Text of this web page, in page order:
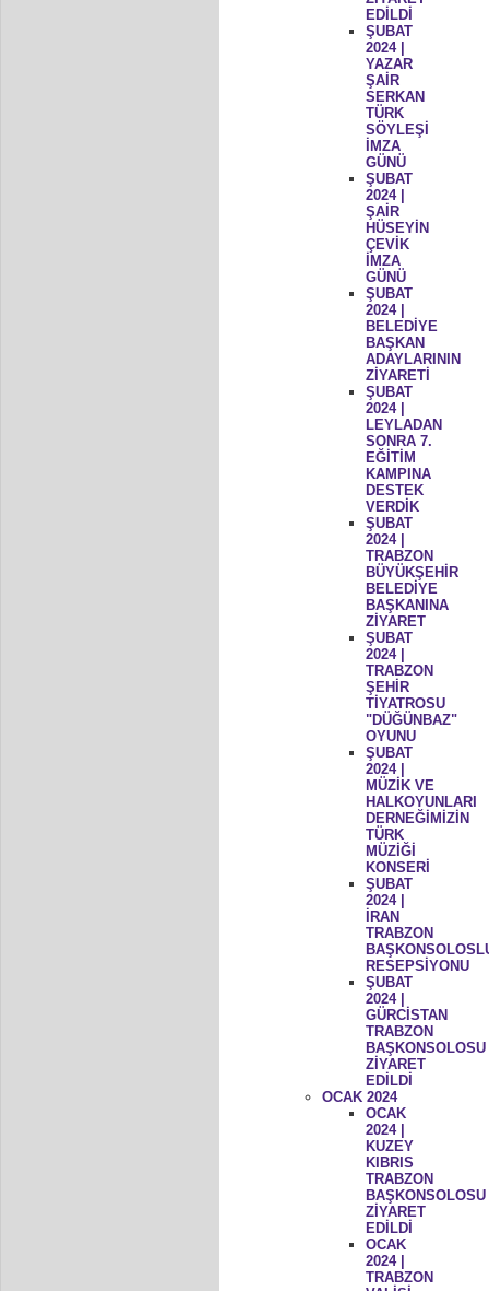
EDİLDİ
ŞUBAT
2024 |
YAZAR
ŞAİR
SERKAN
TÜRK
SÖYLEŞİ
İMZA
GÜNÜ
ŞUBAT
2024 |
ŞAİR
HÜSEYİN
ÇEVİK
İMZA
GÜNÜ
ŞUBAT
2024 |
BELEDİYE
BAŞKAN
ADAYLARININ
ZİYARETİ
ŞUBAT
2024 |
LEYLADAN
SONRA 7.
EĞİTİM
KAMPINA
DESTEK
VERDİK
ŞUBAT
2024 |
TRABZON
BÜYÜKŞEHİR
BELEDİYE
BAŞKANINA
ZİYARET
ŞUBAT
2024 |
TRABZON
ŞEHİR
TİYATROSU
"DÜĞÜNBAZ"
OYUNU
ŞUBAT
2024 |
MÜZİK VE
HALKOYUNLARI
DERNEĞİMİZİN
TÜRK
MÜZİĞİ
KONSERİ
ŞUBAT
2024 |
İRAN
TRABZON
RESEPSİYONU
ŞUBAT
2024 |
GÜRCİSTAN
TRABZON
BAŞKONSOLOSU
ZİYARET
EDİLDİ
OCAK 2024
OCAK
2024 |
KUZEY
KIBRIS
TRABZON
BAŞKONSOLOSU
ZİYARET
EDİLDİ
OCAK
2024 |
TRABZON